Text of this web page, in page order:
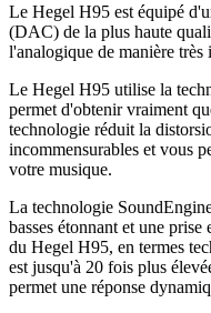
Le Hegel H95 est équipé
(DAC) de la plus haute
l'analogique de manière très
Le Hegel H95 utilise la
permet d'obtenir vraiment
technologie réduit la
incommensurables et vous
votre musique.
La technologie
basses étonnant et une
du Hegel H95, en termes
est jusqu'à 20 fois plus
permet une réponse